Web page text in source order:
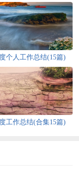
个人工作总结(15篇)
工作总结(合集15篇)